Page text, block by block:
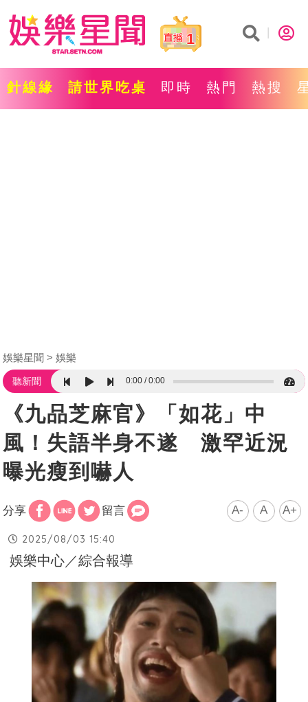
1
針線緣 請世界吃桌 即時 熱門 熱搜
娛樂星聞 娛樂
聽新聞 0:00 0:00
《九品芝麻官》「如花」中
風！失語半身不遂 激罕近況
曝光瘦到嚇人
分享 留言 A- A A+
2025/08/03 15:40
娛樂中心／綜合報導